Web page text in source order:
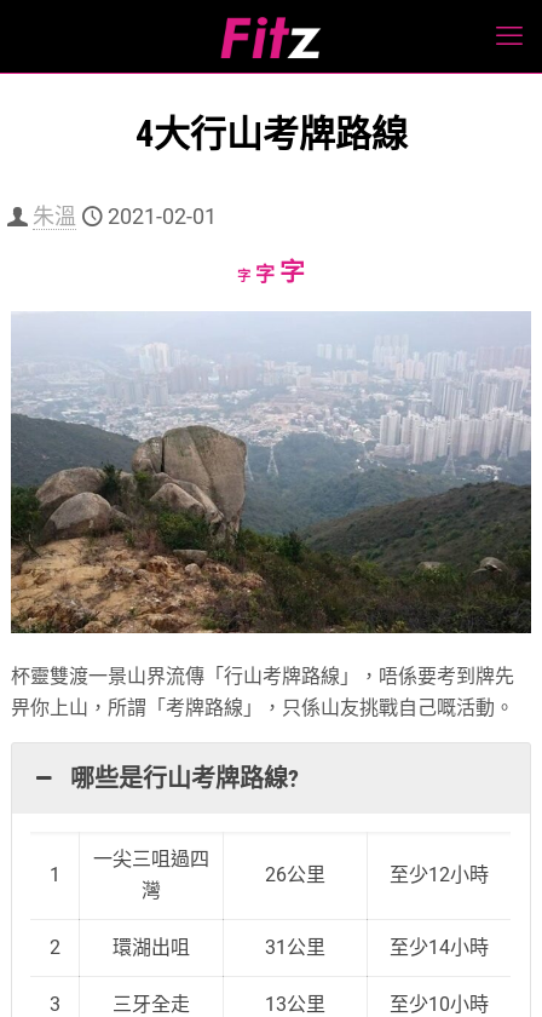
4大行山考牌路線
朱溫 2021-02-01
字Decrease
字Reset
字Increase
杯靈雙渡一景山界流傳「行山考牌路線」，唔係要考到牌先
畀你上山，所謂「考牌路線」，只係山友挑戰自己嘅活動。
哪些是行山考牌路線?
1
一尖三咀過四
灣
26公里 至少12小時
2 環湖出咀 31公里 至少14小時
3 三牙全走 13公里 至少10小時